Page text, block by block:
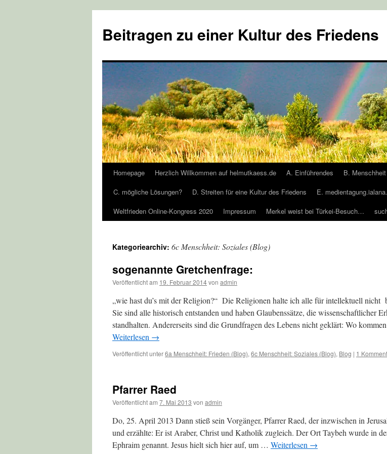
springen
Beitragen zu einer Kultur des Friedens
Homepage Herzlich Willkommen auf helmutkaess.de A. Einführendes
B.
C. mögliche Lösungen?
D. Streiten für eine Kultur des Friedens E.
Weltfrieden Online-Kongress 2020
Impressum Merkel weist bei Türkei-Besuch…
Kategoriearchiv: 6c Menschheit: Soziales (Blog)
sogenannte Gretchenfrage:
Veröffentlicht am 19. Februar 2014von admin
„wie hast du’s mit der Religion?“ Die Religionen halte ich alle für intellektuell nicht
Sie sind alle historisch entstanden und haben Glaubenssätze, die wissenschaftlicher
standhalten. Andererseits sind die Grundfragen des Lebens nicht geklärt: Wo
Weiterlesen →
Veröffentlicht unter6a Menschheit: Frieden (Blog), 6c Menschheit: Soziales (Blog), Blog | 1
Pfarrer Raed
Veröffentlicht am 7. Mai 2013 von admin
Do, 25. April 2013 Dann stieß sein Vorgänger, Pfarrer Raed, der inzwischen in
und erzählte: Er ist Araber, Christ und Katholik zugleich. Der Ort Taybeh wurde in
Ephraim genannt. Jesus hielt sich hier auf, um … Weiterlesen →